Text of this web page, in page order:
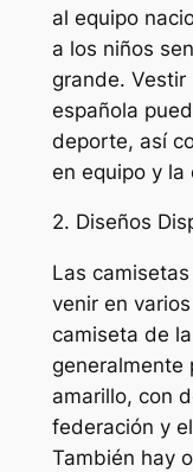
al equipo
a los niños
grande. Vestir
española
deporte, así
en equipo y la
2. Diseños
Las
venir en
camiseta de
generalmente
amarillo, con
federación y
También hay